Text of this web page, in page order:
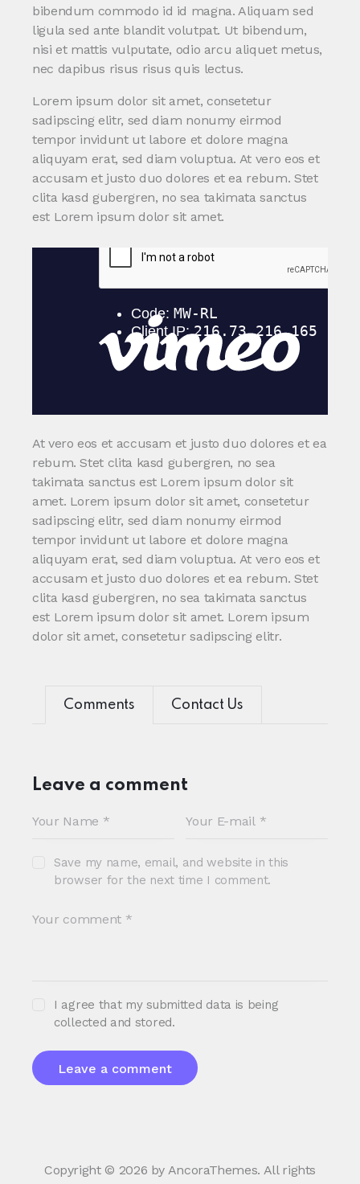
bibendum commodo id id magna. Aliquam sed
ligula sed ante blandit volutpat. Ut bibendum,
nisi et mattis vulputate, odio arcu aliquet metus,
nec dapibus risus risus quis lectus.
Lorem ipsum dolor sit amet, consetetur
sadipscing elitr, sed diam nonumy eirmod
tempor invidunt ut labore et dolore magna
aliquyam erat, sed diam voluptua. At vero eos et
accusam et justo duo dolores et ea rebum. Stet
clita kasd gubergren, no sea takimata sanctus
est Lorem ipsum dolor sit amet.
At vero eos et accusam et justo duo dolores et ea
rebum. Stet clita kasd gubergren, no sea
takimata sanctus est Lorem ipsum dolor sit
amet. Lorem ipsum dolor sit amet, consetetur
sadipscing elitr, sed diam nonumy eirmod
tempor invidunt ut labore et dolore magna
aliquyam erat, sed diam voluptua. At vero eos et
accusam et justo duo dolores et ea rebum. Stet
clita kasd gubergren, no sea takimata sanctus
est Lorem ipsum dolor sit amet. Lorem ipsum
dolor sit amet, consetetur sadipscing elitr.
Comments Contact Us
Leave a comment
Save my name, email, and website in this
browser for the next time I comment.
I agree that my submitted data is being
collected and stored.
Copyright © 2026 by AncoraThemes. All rights